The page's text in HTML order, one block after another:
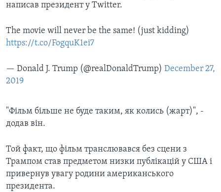
написав президент у Twitter.
The movie will never be the same! (just kidding)
https://t.co/FogquK1ei7
— Donald J. Trump (@realDonaldTrump) December 27,
2019
"Фільм більше не буде таким, як колись (жарт)", -
додав він.
Той факт, що фільм транслювався без сцени з
Трампом став предметом низки публікацій у США і
привернув увагу родини американського
президента.